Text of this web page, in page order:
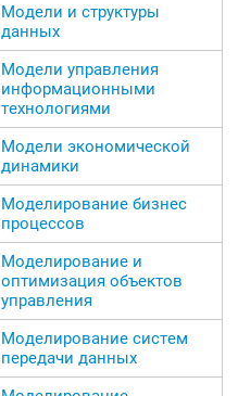
Модели и структуры
данных
Модели управления
информационными
технологиями
Модели экономической
динамики
Моделирование бизнес
процессов
Моделирование и
оптимизация объектов
управления
Моделирование систем
передачи данных